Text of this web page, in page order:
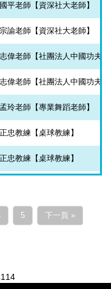
平老師【資深社大老師】
諭老師【資深社大老師】
偉老師【社團法人中國功夫
偉老師【社團法人中國功夫
玲老師【專業舞蹈老師】
忠教練【桌球教練】
忠教練【桌球教練】
5 下一頁 »